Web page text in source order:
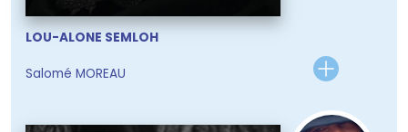
LOU-ALONE SEMLOH
Salomé MOREAU